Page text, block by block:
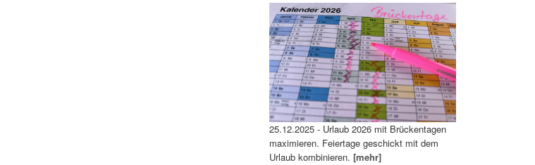
25.12.2025 - Urlaub 2026 mit Brückentagen
maximieren. Feiertage geschickt mit dem
Urlaub kombinieren. [mehr]